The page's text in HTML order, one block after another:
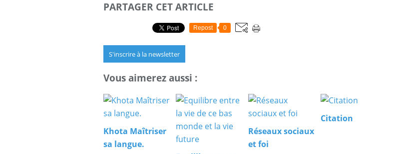
PARTAGER CET ARTICLE
Repost 0
S'inscrire à la newsletter
Vous aimerez aussi :
Khota Maîtriser
sa langue.
Réseaux sociaux
et foi
Citation